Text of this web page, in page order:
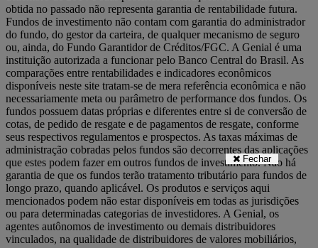
obtida no passado não representa garantia de rentabilidade futura.
Fundos de investimento não contam com garantia do administrador
do fundo, do gestor da carteira, de qualquer mecanismo de seguro
ou, ainda, do Fundo Garantidor de Créditos/FGC. A Genial é uma
instituição autorizada a funcionar pelo Banco Central do Brasil. As
comparações entre rentabilidades e indicadores econômicos
disponíveis neste site tratam-se de mera referência econômica e não
necessariamente meta ou parâmetro de performance dos fundos. Os
fundos possuem datas próprias e diferentes entre si de conversão de
cotas, de pedido de resgate e de pagamentos de resgate, conforme
seus respectivos regulamentos e prospectos. As taxas máximas de
administração cobradas pelos fundos são decorrentes das aplicações
que estes podem fazer em outros fundos de investimento. Não há
garantia de que os fundos terão tratamento tributário para fundos de
longo prazo, quando aplicável. Os produtos e serviços aqui
mencionados podem não estar disponíveis em todas as jurisdições
ou para determinadas categorias de investidores. A Genial, os
agentes autônomos de investimento ou demais distribuidores
vinculados, na qualidade de distribuidores de valores mobiliários,
Fechar